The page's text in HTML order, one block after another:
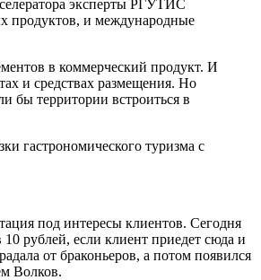
эксперты РГУТИС
продуктов, и международные
в коммерческий продукт. И
и средствах размещения. Но
бы территории встроиться в
гастрономического туризма с
под интересы клиентов. Сегодня
рублей, если клиент приедет сюда и
от браконьеров, а потом появился
Волков.